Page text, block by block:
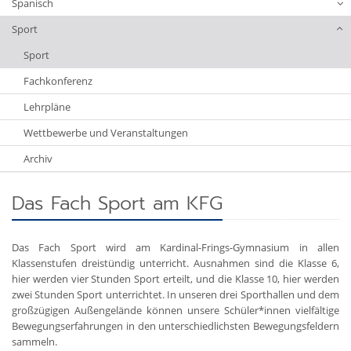
Spanisch
Sport
Sport
Fachkonferenz
Lehrpläne
Wettbewerbe und Veranstaltungen
Archiv
Das Fach Sport am KFG
Das Fach Sport wird am Kardinal-Frings-Gymnasium in allen
Klassenstufen dreistündig unterricht. Ausnahmen sind die Klasse 6,
hier werden vier Stunden Sport erteilt, und die Klasse 10, hier werden
zwei Stunden Sport unterrichtet. In unseren drei Sporthallen und dem
großzügigen Außengelände können unsere Schüler*innen vielfältige
Bewegungserfahrungen in den unterschiedlichsten Bewegungsfeldern
sammeln.